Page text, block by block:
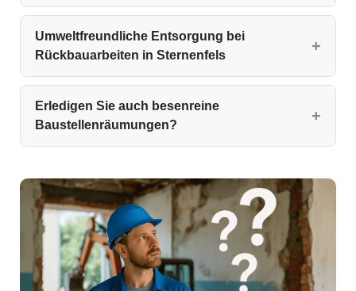
Umweltfreundliche Entsorgung bei
Rückbauarbeiten in Sternenfels
Erledigen Sie auch besenreine
Baustellenräumungen?